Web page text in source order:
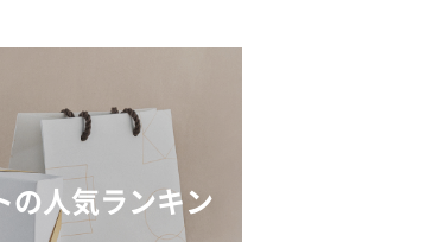
の人気ランキン